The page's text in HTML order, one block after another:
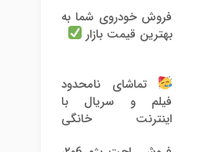
فروش خودروی شما به
بهترین قیمت بازار
تماشای نامحدود
فیلم و سریال با
اینترنت خانگی